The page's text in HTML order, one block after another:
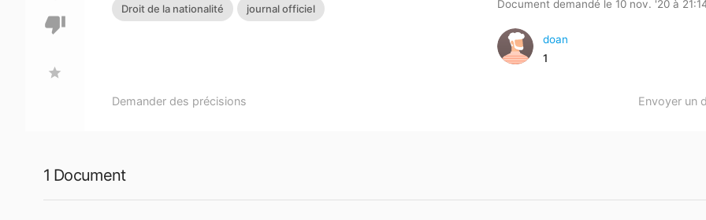
thumb_down
star
Droit de la nationalité journal officiel Document demandé le 10 nov. '20 à
doan
1
Demander des précisions Envoyer un
1 Document